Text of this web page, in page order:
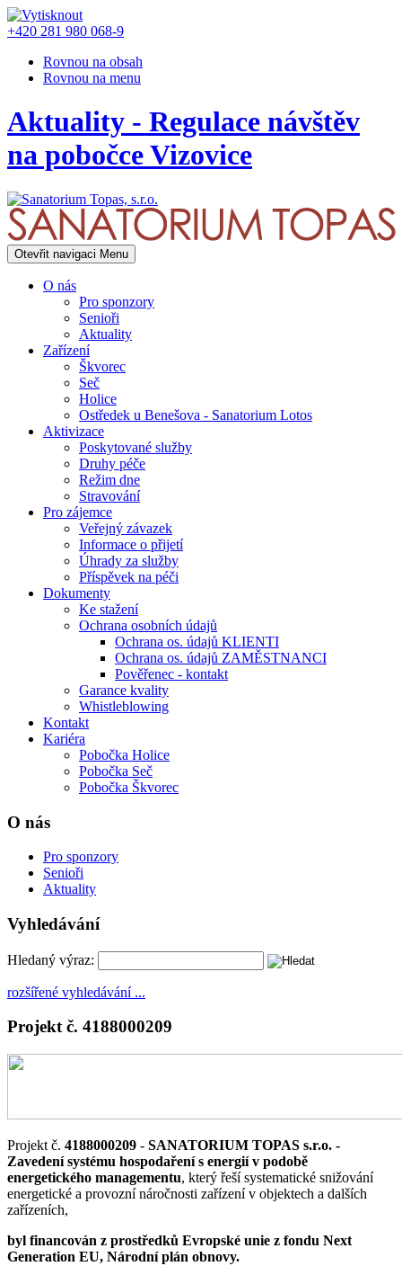
+420 281 980 068-9
Rovnou na obsah
Rovnou na menu
Aktuality - Regulace návštěv
na pobočce Vizovice
Otevřit navigaci Menu
O nás
Pro sponzory
Senioři
Aktuality
Zařízení
Škvorec
Seč
Holice
Ostředek u Benešova - Sanatorium Lotos
Aktivizace
Poskytované služby
Druhy péče
Režim dne
Stravování
Pro zájemce
Veřejný závazek
Informace o přijetí
Úhrady za služby
Příspěvek na péči
Dokumenty
Ke stažení
Ochrana osobních údajů
Ochrana os. údajů KLIENTI
Ochrana os. údajů ZAMĚSTNANCI
Pověřenec - kontakt
Garance kvality
Whistleblowing
Kontakt
Kariéra
Pobočka Holice
Pobočka Seč
Pobočka Škvorec
O nás
Pro sponzory
Senioři
Aktuality
Vyhledávání
Hledaný výraz:
rozšířené vyhledávání ...
Projekt č. 4188000209
Projekt č. 4188000209 - SANATORIUM TOPAS s.r.o. -
Zavedení systému hospodaření s energií v podobě
energetického managementu, který řeší systematické snižování
energetické a provozní náročnosti zařízení v objektech a dalších
zařízeních,
byl financován z prostředků Evropské unie z fondu Next
Generation EU, Národní plán obnovy.